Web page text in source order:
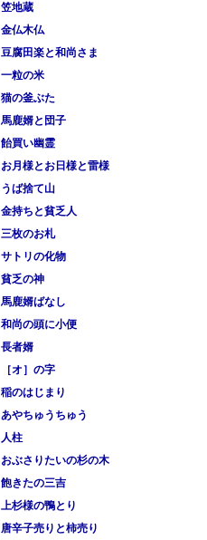
笠地蔵
金仏木仏
豆腐田楽と和尚さま
一粒の米
猫の釜ぶた
馬鹿婿と団子
飴買い幽霊
お月様とお日様と雷様
うば捨て山
金持ちと貧乏人
三枚のお札
サトリの化物
貧乏の神
馬鹿婿ばなし
和尚の頭に小便
長者婿
［オ］の字
稲のはじまり
あやちゅうちゅう
人柱
おぶさりたいの杉の木
飽きたの三吉
上杉様の鴨とり
唐辛子売りと柿売り